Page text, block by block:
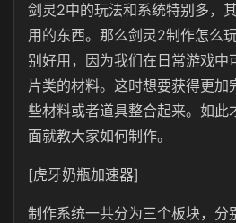
剑灵2中的玩法和系统特别多，
用的东西。那么剑灵2制作怎么
别好用，因为我们在日常游戏中
片类的材料。这时想要获得更加
些材料或者道具整合起来。如此
面就教大家如何制作。
[虎牙奶瓶加速器]
制作系统一共分为三个板块，分